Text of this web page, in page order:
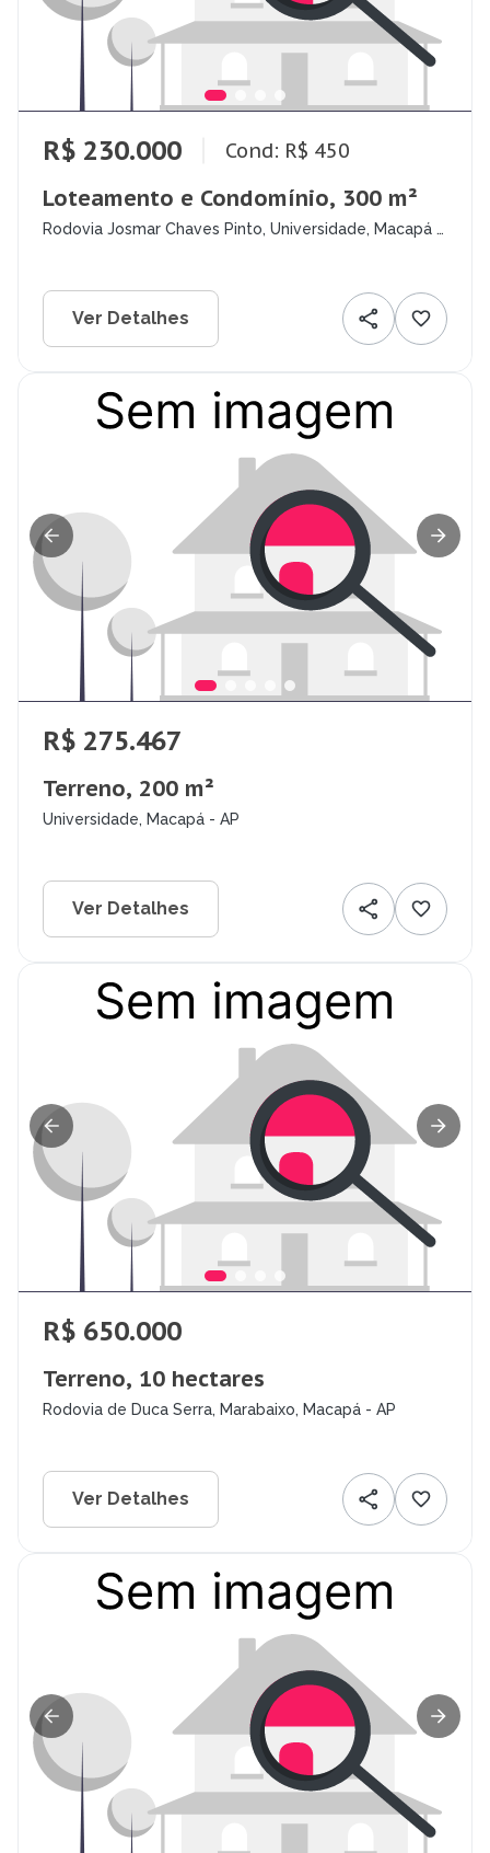
R$ 230.000 Cond: R$ 450
Loteamento e Condomínio, 300 m²
Rodovia Josmar Chaves Pinto, Universidade, Macapá -
Ver Detalhes
R$ 275.467
Terreno, 200 m²
Universidade, Macapá - AP
Ver Detalhes
R$ 650.000
Terreno, 10 hectares
Rodovia de Duca Serra, Marabaixo, Macapá - AP
Ver Detalhes